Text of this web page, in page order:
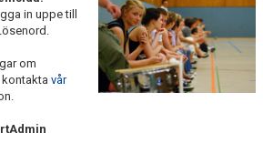
in uppe till
om
kontakta vår